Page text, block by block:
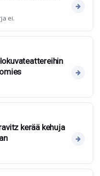
ei.
kerää kehuja